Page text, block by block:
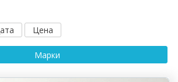
Цена
Марки